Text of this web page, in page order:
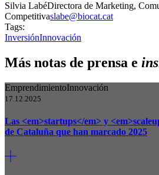
Silvia LabéDirectora de Marketing,
Competitivaslabe@biocat.cat
Tags:
InversiónInnovación
Más notas de prensa e
EmprendimientoInnovación
17.12.2025
Las <em>startups</em> y
de Cataluña que han marcado 2025